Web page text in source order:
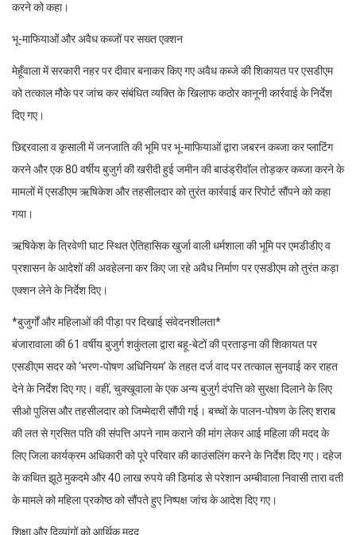
करने को कहा।
भू-माफियाओं और अवैध कब्जों पर सख्त एक्शन
मेहूँवाला में सरकारी नहर पर दीवार बनाकर किए गए अवैध कब्जे की शिकायत पर एसडीएम
को तत्काल मौके पर जांच कर संबंधित व्यक्ति के खिलाफ कठोर कानूनी कार्रवाई के निर्देश
दिए गए।
छिद्दरवाला व कृसाली में जनजाति की भूमि पर भू-माफियाओं द्वारा जबरन कब्जा कर प्लाटिंग
करने और एक 80 वर्षीय बुजुर्ग की खरीदी हुई जमीन की बाउंड्रीवॉल तोड़कर कब्जा करने के
मामलों में एसडीएम ऋषिकेश और तहसीलदार को तुरंत कार्रवाई कर रिपोर्ट सौंपने को कहा
गया।
ऋषिकेश के त्रिवेणी घाट स्थित ऐतिहासिक खुर्जा वाली धर्मशाला की भूमि पर एमडीडीए व
प्रशासन के आदेशों की अवहेलना कर किए जा रहे अवैध निर्माण पर एसडीएम को तुरंत कड़ा
एक्शन लेने के निर्देश दिए।
*बुजुर्गों और महिलाओं की पीड़ा पर दिखाई संवेदनशीलता*
बंजारावाला की 61 वर्षीय बुजुर्ग शकुंतला द्वारा बहू-बेटों की प्रताड़ना की शिकायत पर
एसडीएम सदर को ‘भरण-पोषण अधिनियम’ के तहत दर्ज वाद पर तत्काल सुनवाई कर राहत
देने के निर्देश दिए गए। वहीं, चुक्खूवाला के एक अन्य बुजुर्ग दंपत्ति को सुरक्षा दिलाने के लिए
सीओ पुलिस और तहसीलदार को जिम्मेदारी सौंपी गई। बच्चों के पालन-पोषण के लिए शराब
की लत से ग्रसित पति की संपत्ति अपने नाम कराने की मांग लेकर आई महिला की मदद के
लिए जिला कार्यक्रम अधिकारी को पूरे परिवार की काउंसलिंग करने के निर्देश दिए गए। दहेज
के कथित झूठे मुकदमे और 40 लाख रुपये की डिमांड से परेशान अम्बीवाला निवासी तारा वती
के मामले को महिला प्रकोष्ठ को सौंपते हुए निष्पक्ष जांच के आदेश दिए गए।
शिक्षा और दिव्यांगों को आर्थिक मदद